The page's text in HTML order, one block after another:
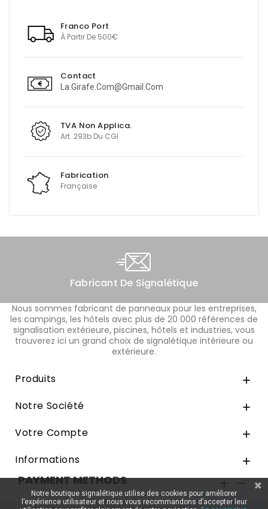
Franco Port
À Partir De 500€
Contact
La.girafe.com@gmail.com
TVA Non Applica.
Art. 293b Du CGI
Fabrication
Française
Fabricant De Signalétique
Nous sommes fabricant de panneaux pour les entreprises,
les campings, les hôtels avec plus de 20 000 références de
signalisation extérieure, piscines, hôtels et industries, vous
trouverez ici un grand choix de signalétique intérieure ou
extérieure.
Produits 
Notre Société 
Votre Compte 
Informations 
PAYMENT METHODS
Notre boutique signalétique utilise des cookies pour améliorer
l’expérience utilisateur et nous vous recommandons d’accepter leur